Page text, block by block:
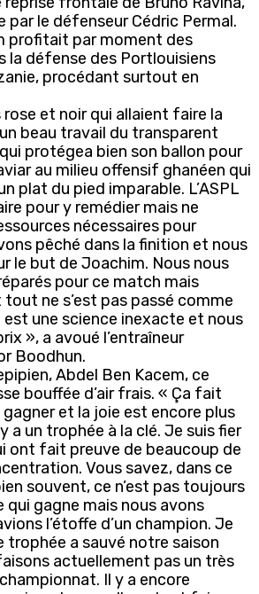
par le défenseur Cédric Permal.
profitait par moment des
la défense des Portlouisiens
procédant surtout en
rose et noir qui allaient faire la
beau travail du transparent
protégea bien son ballon pour
au milieu offensif ghanéen qui
plat du pied imparable. L’ASPL
pour y remédier mais ne
nécessaires pour
pêché dans la finition et nous
le but de Joachim. Nous nous
pour ce match mais
ne s’est pas passé comme
une science inexacte et nous
», a avoué l’entraîneur
Boodhun.
Abdel Ben Kacem, ce
bouffée d’air frais. « Ça fait
et la joie est encore plus
a un trophée à la clé. Je suis fier
ont fait preuve de beaucoup de
Vous savez, dans ce
souvent, ce n’est pas toujours
qui gagne mais nous avons
l’étoffe d’un champion. Je
trophée a sauvé notre saison
actuellement pas un très
Il y a encore